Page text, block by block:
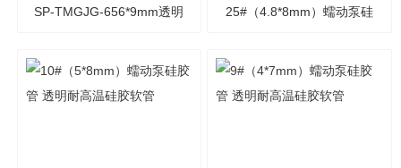
SP-TMGJG-656*9mm透明
耐高低温
25#（4.8*8mm）蠕动泵硅